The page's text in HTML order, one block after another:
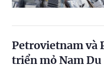
Petrovietnam và
triển mỏ Nam